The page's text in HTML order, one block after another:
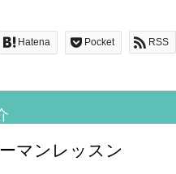
Hatena Pocket RSS
マンレッスン